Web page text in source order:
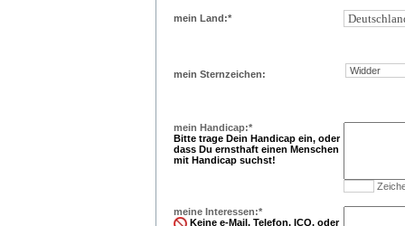
mein Land:*
mein Sternzeichen:
mein Handicap:*
Bitte trage Dein Handicap ein, oder
dass Du ernsthaft einen Menschen
mit Handicap suchst!
meine Interessen:*
Keine e-Mail, Telefon, ICQ, oder